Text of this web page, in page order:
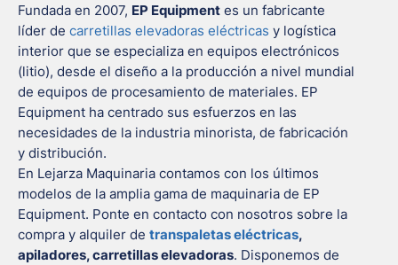
Fundada en 2007, EP Equipment es un fabricante
líder de carretillas elevadoras eléctricas y logística
interior que se especializa en equipos electrónicos
(litio), desde el diseño a la producción a nivel mundial
de equipos de procesamiento de materiales. EP
Equipment ha centrado sus esfuerzos en las
necesidades de la industria minorista, de fabricación
y distribución.
En Lejarza Maquinaria contamos con los últimos
modelos de la amplia gama de maquinaria de EP
Equipment. Ponte en contacto con nosotros sobre la
compra y alquiler de transpaletas eléctricas,
apiladores, carretillas elevadoras. Disponemos de